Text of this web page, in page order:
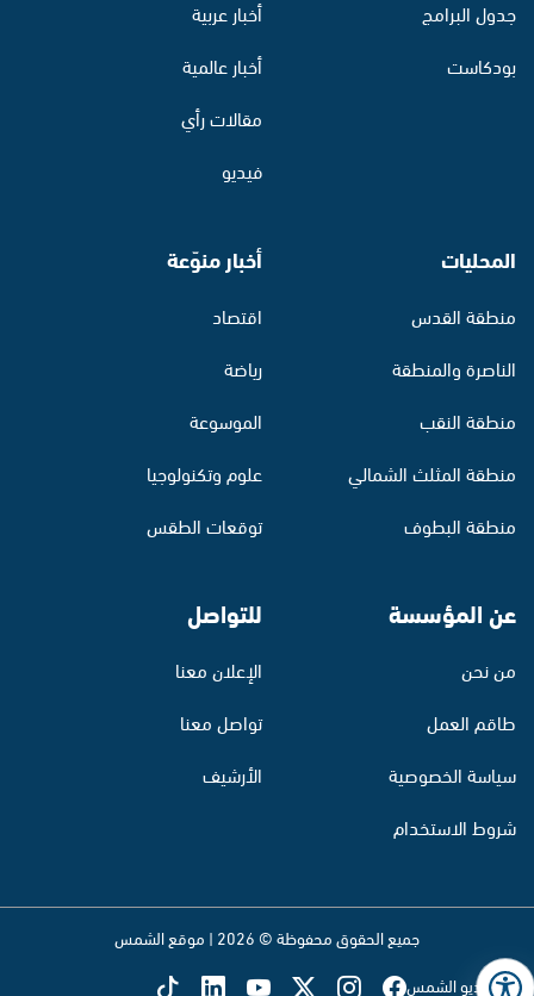
جدول البرامج
بودكاست
أخبار عربية
أخبار عالمية
مقالات رأي
فيديو
المحليات
منطقة القدس
الناصرة والمنطقة
منطقة النقب
منطقة المثلث الشمالي
منطقة البطوف
أخبار منوّعة
اقتصاد
رياضة
الموسوعة
علوم وتكنولوجيا
توقعات الطقس
عن المؤسسة
من نحن
طاقم العمل
سياسة الخصوصية
شروط الاستخدام
للتواصل
الإعلان معنا
تواصل معنا
الأرشيف
جميع الحقوق محفوظة © 2026 | موقع الشمس
تابع راديو الشمس